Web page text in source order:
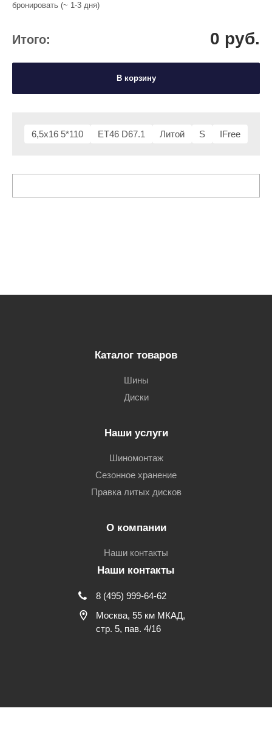
6,5x16 5*110 ET46 D67.1 Литой S IFree
бронировать (~ 1-3 дня)
Итого: 0 руб.
В корзину
Каталог товаров
Шины
Диски
Наши услуги
Шиномонтаж
Сезонное хранение
Правка литых дисков
О компании
Наши контакты
Наши контакты
8 (495) 999-64-62
Москва, 55 км МКАД,
стр. 5, пав. 4/16